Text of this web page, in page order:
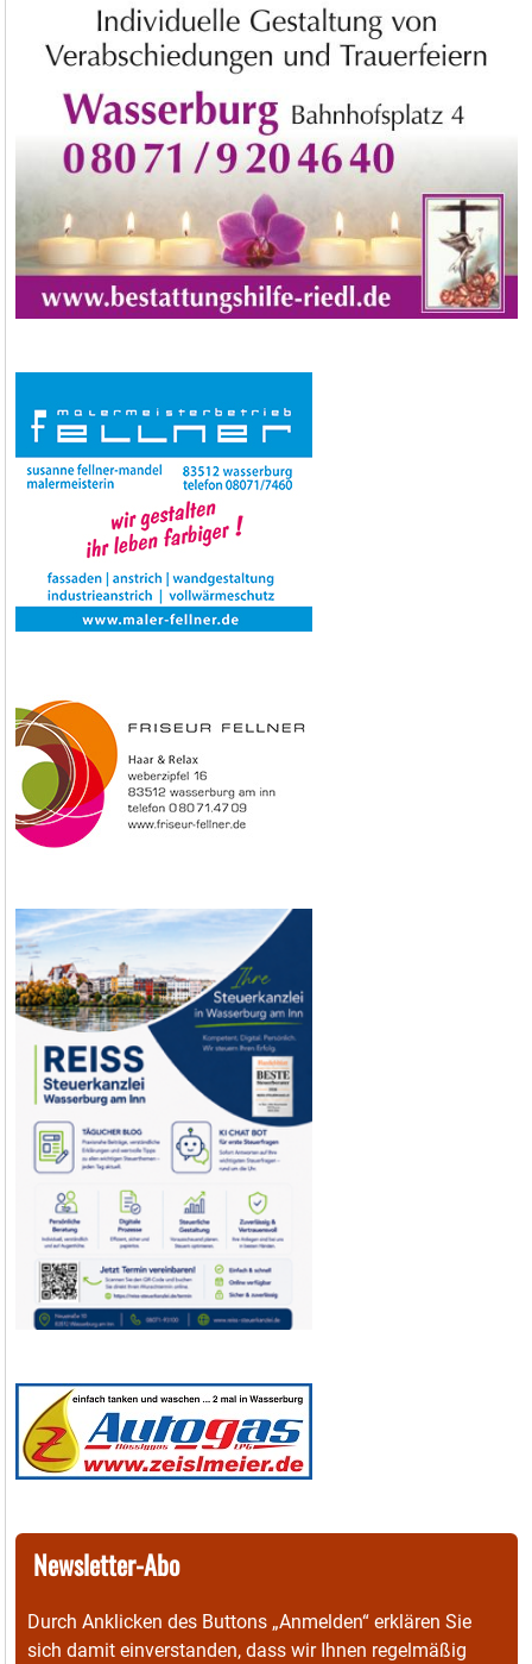
Newsletter-Abo
Durch Anklicken des Buttons „Anmelden“ erklären Sie
sich damit einverstanden, dass wir Ihnen regelmäßig